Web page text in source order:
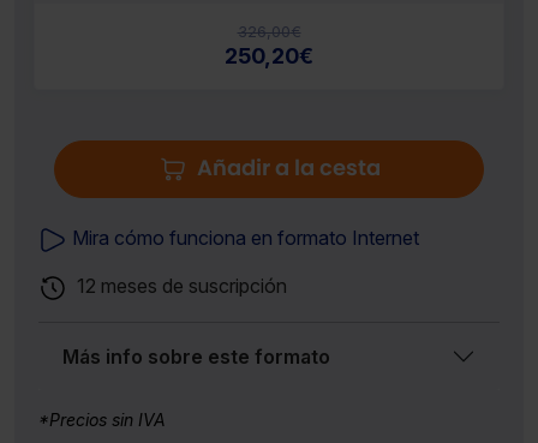
326,00€
250,20€
Añadir a la cesta
Mira cómo funciona en formato Internet
12 meses de suscripción
Más info sobre este formato
*Precios sin IVA